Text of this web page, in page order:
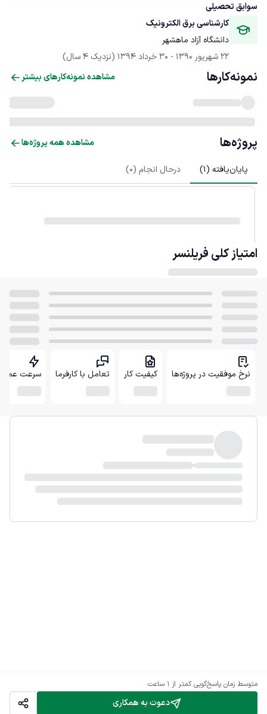
دعوت به همکاری
متوسط زمان پاسخ‌گویی کمتر از 1 ساعت
سوابق تحصیلی
کارشناسی برق الکترونیک
دانشگاه آزاد ماهشهر
22 شهریور 1390
- 30 خرداد 1394 (نزدیک 4 سال)
نمونه‌کارها مشاهده نمونه‌کارهای بیشتر
پروژه‌ها مشاهده همه پروژه‌ها
پایان‌یافته (1
) درحال انجام (0
)
امتیاز کلی فریلنسر
نرخ موفقیت در پروژه‌ها کیفیت کار تعامل با کارفرما سرعت عمل